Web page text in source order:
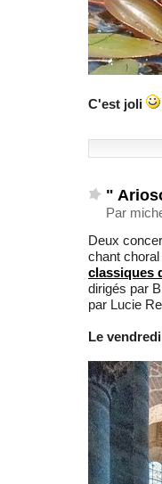
C'est joli
"
Par
Deux
chant
classiques
dirigés par
par Lucie
Le